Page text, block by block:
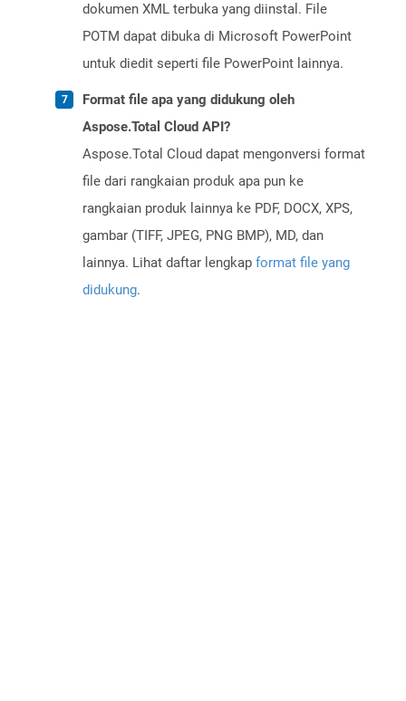
dokumen XML terbuka yang diinstal. File
POTM dapat dibuka di Microsoft PowerPoint
untuk diedit seperti file PowerPoint lainnya.
Format file apa yang didukung oleh
Aspose.Total Cloud API?
Aspose.Total Cloud dapat mengonversi format
file dari rangkaian produk apa pun ke
rangkaian produk lainnya ke PDF, DOCX, XPS,
gambar (TIFF, JPEG, PNG BMP), MD, dan
lainnya. Lihat daftar lengkap format file yang
didukung.